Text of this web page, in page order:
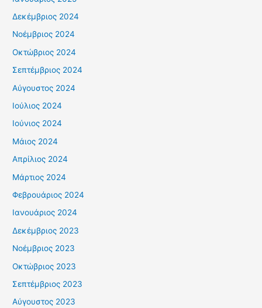
Δεκέμβριος 2024
Νοέμβριος 2024
Οκτώβριος 2024
Σεπτέμβριος 2024
Αύγουστος 2024
Ιούλιος 2024
Ιούνιος 2024
Μάιος 2024
Απρίλιος 2024
Μάρτιος 2024
Φεβρουάριος 2024
Ιανουάριος 2024
Δεκέμβριος 2023
Νοέμβριος 2023
Οκτώβριος 2023
Σεπτέμβριος 2023
Αύγουστος 2023